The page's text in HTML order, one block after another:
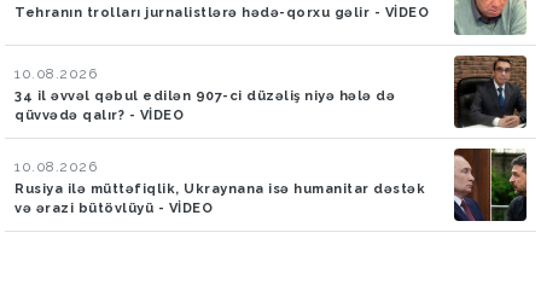
Tehranın trolları jurnalistlərə hədə-qorxu gəlir - VİDEO
10.08.2026
34 il əvvəl qəbul edilən 907-ci düzəliş niyə hələ də
qüvvədə qalır? - VİDEO
10.08.2026
Rusiya ilə müttəfiqlik, Ukraynana isə humanitar dəstək
və ərazi bütövlüyü - VİDEO